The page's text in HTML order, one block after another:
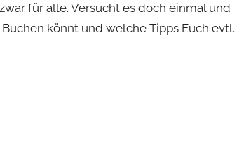
für alle. Versucht es doch einmal und
könnt und welche Tipps Euch evtl.